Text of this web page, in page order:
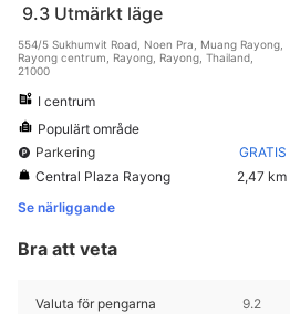
9.3 Utmärkt läge
554/5 Sukhumvit Road, Noen Pra, Muang Rayong,
Rayong centrum, Rayong, Rayong, Thailand,
21000
I centrum
Populärt område
Parkering
GRATIS
Central Plaza Rayong
2,47 km
Se närliggande
Bra att veta
Valuta för pengarna 9.2